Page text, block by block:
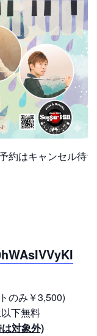
約はキャンセル待
のみ￥3,500)
下無料
対象外)